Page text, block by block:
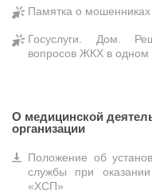
Памятка о мошенниках
Госуслуги. Дом.
вопросов ЖКХ в одном
О медицинской
организации
Положение об
службы при
«ХСП»